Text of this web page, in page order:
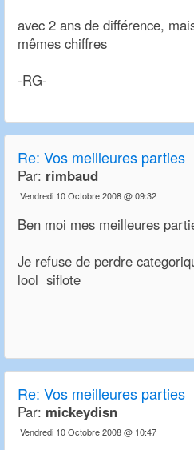
avec 2 ans de différence,
mêmes chiffres
-RG-
Re: Vos meilleures parties
Par: rimbaud
Vendredi 10 Octobre 2008 @ 09:32
Ben moi mes meilleures
Je refuse de perdre
lool siflote
Re: Vos meilleures parties
Par: mickeydisn
Vendredi 10 Octobre 2008 @ 10:47